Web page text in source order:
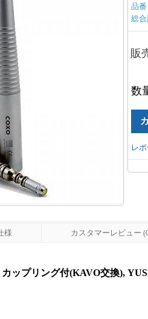
品
総
販
数
レ
様 カスタマーレビュー
ップリング付(KAVO交換),